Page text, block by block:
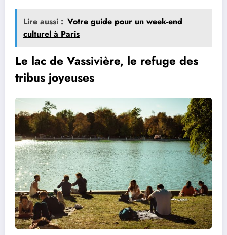
Lire aussi : Votre guide pour un week-end
culturel à Paris
Le lac de Vassivière, le refuge des
tribus joyeuses